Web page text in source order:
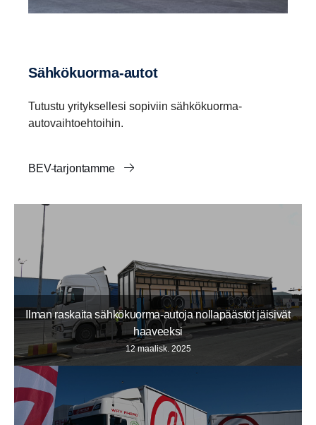
Sähkökuorma-​autot
Tutustu yrityksellesi sopiviin sähkökuorma-
autovaihtoehtoihin.
BEV-tarjontamme
Ilman raskaita sähkökuorma-autoja nollapäästöt jäisivät
haaveeksi
12 maalisk. 2025